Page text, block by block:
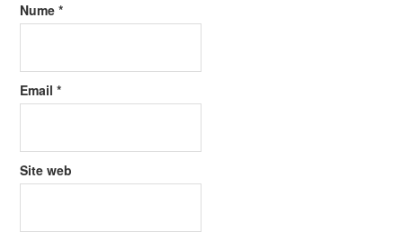
Nume*
Email*
Site web